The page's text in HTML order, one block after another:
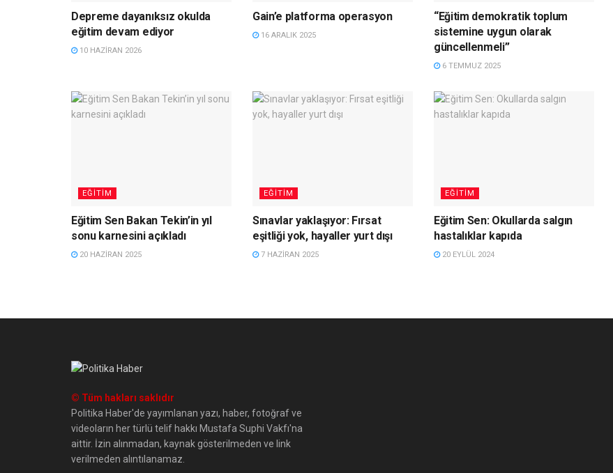
Depreme dayanıksız okulda
eğitim devam ediyor
10 HAZIRAN 2026
Gain’e platforma operasyon
16 ARALIK 2025
“Eğitim demokratik toplum
sistemine uygun olarak
güncellenmeli”
6 TEMMUZ 2025
EĞITIM
Eğitim Sen Bakan Tekin’in yıl
sonu karnesini açıkladı
20 HAZIRAN 2025
EĞITIM
Sınavlar yaklaşıyor: Fırsat
eşitliği yok, hayaller yurt dışı
7 HAZIRAN 2025
EĞITIM
Eğitim Sen: Okullarda salgın
hastalıklar kapıda
20 EYLÜL 2024
© Tüm hakları saklıdır
Politika Haber'de yayımlanan yazı, haber, fotoğraf ve
videoların her türlü telif hakkı Mustafa Suphi Vakfı'na
aittir. İzin alınmadan, kaynak gösterilmeden ve link
verilmeden alıntılanamaz.